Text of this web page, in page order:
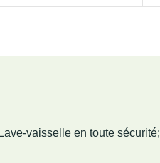
vaisselle en toute sécurité;